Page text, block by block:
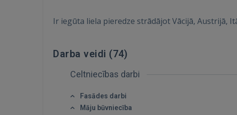
Ir iegūta liela pieredze strādājot Vācijā, Austrijā,
Darba veidi (74)
Celtniecības darbi
Fasādes darbi
Māju būvniecība